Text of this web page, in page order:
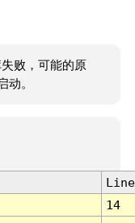
败，可能的原
动。
Line
14